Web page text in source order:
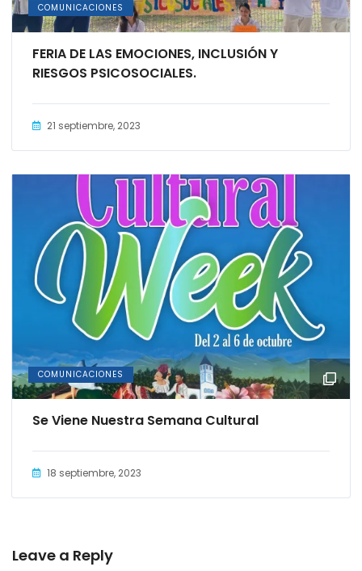
COMUNICACIONES
FERIA DE LAS EMOCIONES, INCLUSIÓN Y
RIESGOS PSICOSOCIALES.
21 septiembre, 2023
COMUNICACIONES
Se Viene Nuestra Semana Cultural
18 septiembre, 2023
Leave a Reply